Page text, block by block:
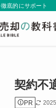
底的にサポート
契約不
PR